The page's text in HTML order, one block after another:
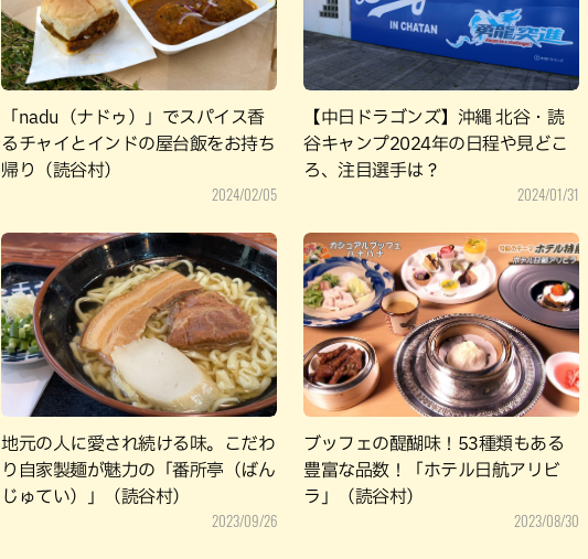
ハンバーガー タコス・タコライス
「nadu（ナドゥ）」でスパイス香
るチャイとインドの屋台飯をお持ち
帰り（読谷村）
2024/02/05
【中日ドラゴンズ】沖縄 北谷・読
谷キャンプ2024年の日程や見どこ
ろ、注目選手は？
2024/01/31
地元の人に愛され続ける味。こだわ
り自家製麺が魅力の「番所亭（ばん
じゅてい）」（読谷村）
2023/09/26
ブッフェの醍醐味！53種類もある
豊富な品数！「ホテル日航アリビ
ラ」（読谷村）
2023/08/30